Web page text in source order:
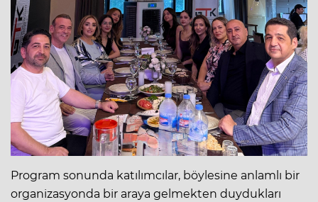
Program sonunda katılımcılar, böylesine anlamlı bir
organizasyonda bir araya gelmekten duydukları